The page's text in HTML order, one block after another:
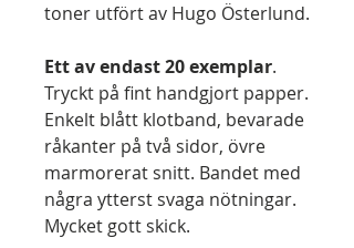
toner utfört av Hugo Österlund.
Ett av endast 20 exemplar.
Tryckt på fint handgjort papper.
Enkelt blått klotband, bevarade
råkanter på två sidor, övre
marmorerat snitt. Bandet med
några ytterst svaga nötningar.
Mycket gott skick.